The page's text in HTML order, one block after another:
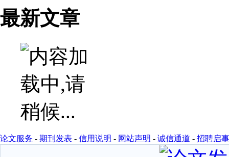
最新文章
论文服务 - 期刊发表 - 信用说明 - 网站声明 - 诚信通道 - 招聘启事